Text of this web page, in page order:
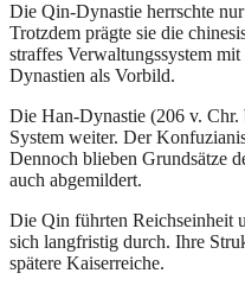
Die Qin-Dynastie herrschte
Trotzdem prägte sie die
straffes Verwaltungssystem
Dynastien als Vorbild.
Die Han-Dynastie (206 v. Chr.
System weiter. Der
Dennoch blieben Grundsätze
auch abgemildert.
Die Qin führten Reichseinheit
sich langfristig durch. Ihre
spätere Kaiserreiche.